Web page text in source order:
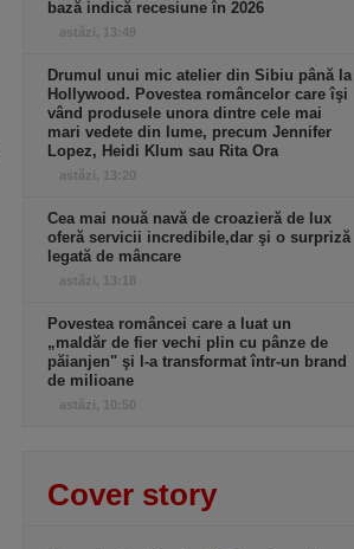
bază indică recesiune în 2026
astăzi, 13:49
Drumul unui mic atelier din Sibiu până la
Hollywood. Povestea româncelor care îşi
vând produsele unora dintre cele mai
mari vedete din lume, precum Jennifer
Lopez, Heidi Klum sau Rita Ora
astăzi, 13:20
Cea mai nouă navă de croazieră de lux
oferă servicii incredibile,dar şi o surpriză
legată de mâncare
astăzi, 13:18
Povestea româncei care a luat un
„maldăr de fier vechi plin cu pânze de
păianjen" şi l-a transformat într-un brand
de milioane
astăzi, 10:50
Cover story